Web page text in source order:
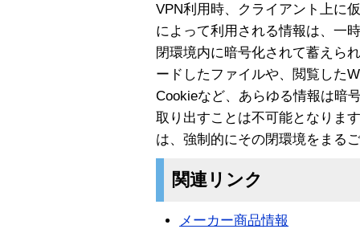
VPN利用時、クライアント上に
によって利用される情報は、一
閉環境内に暗号化されて蓄えら
ードしたファイルや、閲覧した
Cookieなど、あらゆる情報は暗
取り出すことは不可能となりま
は、強制的にその閉環境をまる
関連リンク
メーカー商品情報